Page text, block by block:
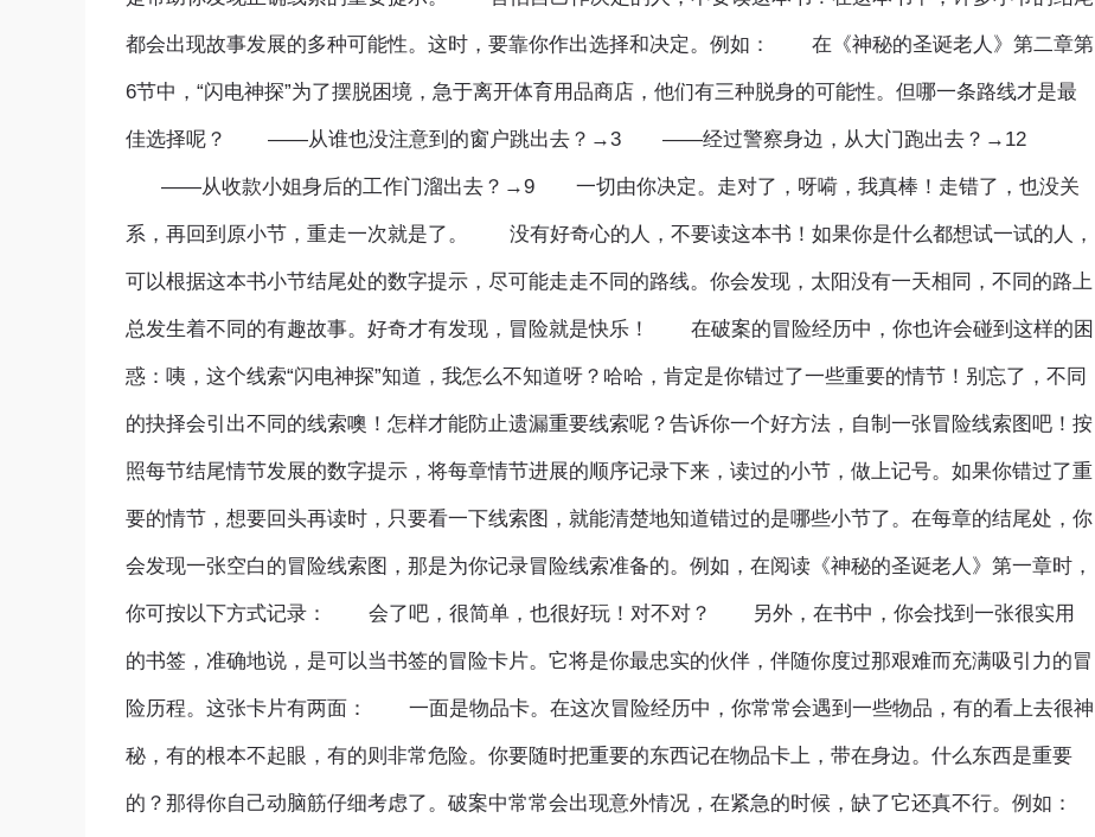
都会出现故事发展的多种可能性。这时，要靠你作出选择和决定。例如： 在《神秘的圣诞老人》第二章第
6节中，“闪电神探”为了摆脱困境，急于离开体育用品商店，他们有三种脱身的可能性。但哪一条路线才是最
佳选择呢？ ——从谁也没注意到的窗户跳出去？→3 ——经过警察身边，从大门跑出去？→12
——从收款小姐身后的工作门溜出去？→9 一切由你决定。走对了，呀嗬，我真棒！走错了，也没关
系，再回到原小节，重走一次就是了。 没有好奇心的人，不要读这本书！如果你是什么都想试一试的人，
可以根据这本书小节结尾处的数字提示，尽可能走走不同的路线。你会发现，太阳没有一天相同，不同的路上
总发生着不同的有趣故事。好奇才有发现，冒险就是快乐！ 在破案的冒险经历中，你也许会碰到这样的困
惑：咦，这个线索“闪电神探”知道，我怎么不知道呀？哈哈，肯定是你错过了一些重要的情节！别忘了，不同
的抉择会引出不同的线索噢！怎样才能防止遗漏重要线索呢？告诉你一个好方法，自制一张冒险线索图吧！按
照每节结尾情节发展的数字提示，将每章情节进展的顺序记录下来，读过的小节，做上记号。如果你错过了重
要的情节，想要回头再读时，只要看一下线索图，就能清楚地知道错过的是哪些小节了。在每章的结尾处，你
会发现一张空白的冒险线索图，那是为你记录冒险线索准备的。例如，在阅读《神秘的圣诞老人》第一章时，
你可按以下方式记录： 会了吧，很简单，也很好玩！对不对？ 另外，在书中，你会找到一张很实用
的书签，准确地说，是可以当书签的冒险卡片。它将是你最忠实的伙伴，伴随你度过那艰难而充满吸引力的冒
险历程。这张卡片有两面： 一面是物品卡。在这次冒险经历中，你常常会遇到一些物品，有的看上去很神
秘，有的根本不起眼，有的则非常危险。你要随时把重要的东西记在物品卡上，带在身边。什么东西是重要
的？那得你自己动脑筋仔细考虑了。破案中常常会出现意外情况，在紧急的时候，缺了它还真不行。例如：